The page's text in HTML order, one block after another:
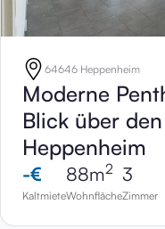
64646 Heppenheim
Moderne
Blick über
Heppenheim
-€
Kaltmiete
88m2
Wohnfläche
3
Zimmer